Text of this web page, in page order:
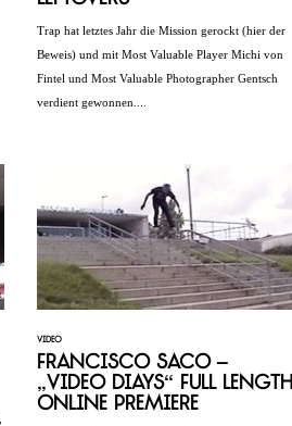
Trap hat letztes Jahr die Mission gerockt (hier der
Beweis) und mit Most Valuable Player Michi von
Fintel und Most Valuable Photographer Gentsch
verdient gewonnen....
VIDEO
Francisco Saco –
„Video Diays“ Full Length
Online Premiere